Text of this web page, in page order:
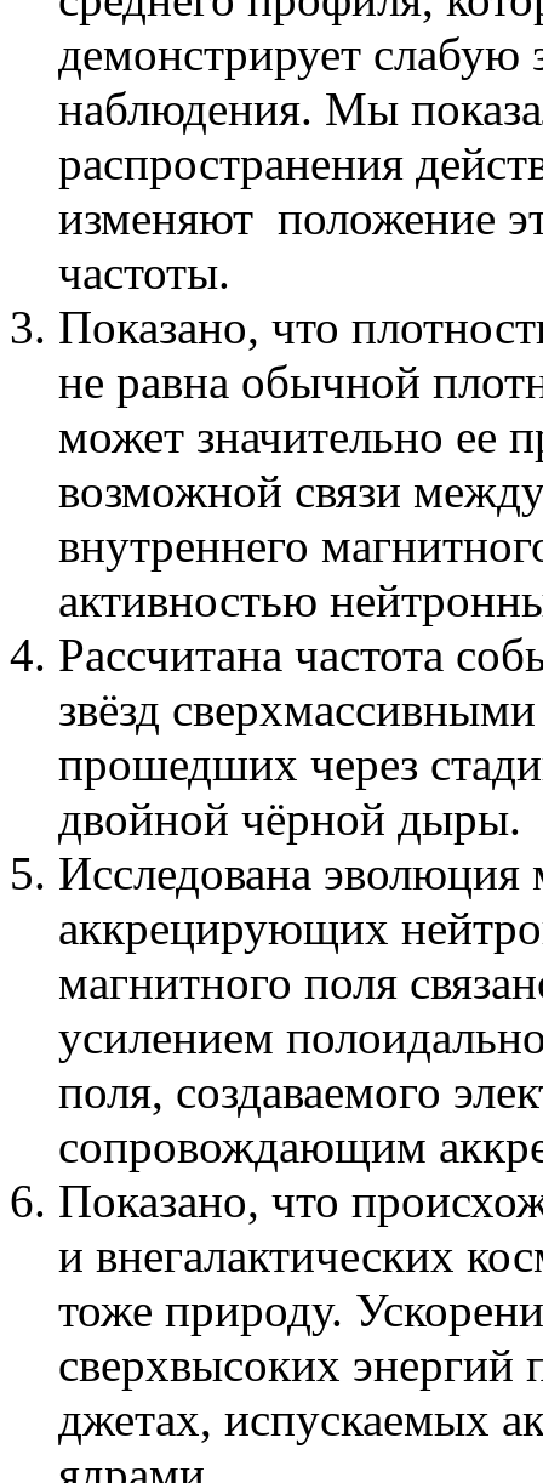
демонстрирует слабую
наблюдения. Мы
распространения
изменяют положение
частоты.
Показано, что
не равна обычной
может значительно ее
возможной связи
внутреннего
активностью
Рассчитана частота
звёзд
прошедших через
двойной чёрной дыры.
Исследована эволюция
аккрецирующих
магнитного поля
усилением
поля, создаваемого
сопровождающим
Показано, что
и внегалактических
тоже природу.
сверхвысоких энергий
джетах, испускаемых